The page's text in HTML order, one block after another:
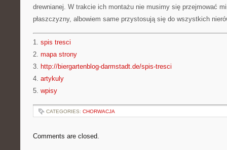
drewnianej. W trakcie ich montażu nie musimy się przejmować
płaszczyzny, albowiem same przystosują się do wszystkich
1. spis tresci
2. mapa strony
3. http://biergartenblog-darmstadt.de/spis-tresci
4. artykuly
5. wpisy
CATEGORIES: CHORWACJA
Comments are closed.